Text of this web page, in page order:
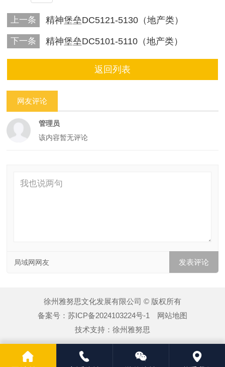
上一条 精神堡垒DC5121-5130（地产类）
下一条 精神堡垒DC5101-5110（地产类）
返回列表
网友评论
管理员
该内容暂无评论
局域网网友
徐州雅努思文化发展有限公司 © 版权所有
备案号： 苏ICP备2024103224号-1
网站地图
技术支持： 徐州雅努思